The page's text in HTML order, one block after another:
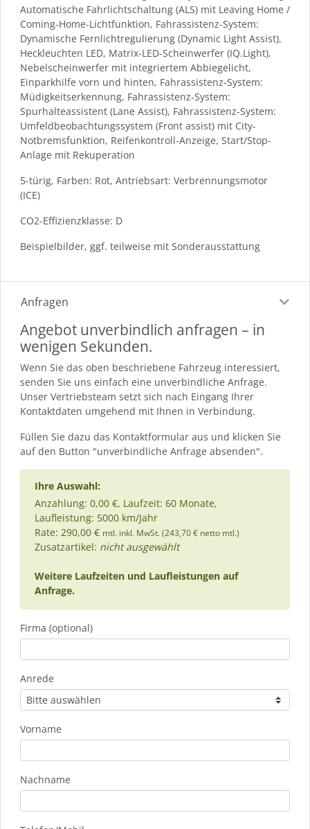
Automatische Fahrlichtschaltung (ALS) mit Leaving Home /
Coming-Home-Lichtfunktion, Fahrassistenz-System:
Dynamische Fernlichtregulierung (Dynamic Light Assist),
Heckleuchten LED, Matrix-LED-Scheinwerfer (IQ.Light),
Nebelscheinwerfer mit integriertem Abbiegelicht,
Einparkhilfe vorn und hinten, Fahrassistenz-System:
Müdigkeitserkennung, Fahrassistenz-System:
Spurhalteassistent (Lane Assist), Fahrassistenz-System:
Umfeldbeobachtungssystem (Front assist) mit City-
Notbremsfunktion, Reifenkontroll-Anzeige, Start/Stop-
Anlage mit Rekuperation
5-türig, Farben: Rot, Antriebsart: Verbrennungsmotor
(ICE)
CO2-Effizienzklasse: D
Beispielbilder, ggf. teilweise mit Sonderausstattung
Anfragen
Angebot unverbindlich anfragen – in
wenigen Sekunden.
Wenn Sie das oben beschriebene Fahrzeug interessiert,
senden Sie uns einfach eine unverbindliche Anfrage.
Unser Vertriebsteam setzt sich nach Eingang Ihrer
Kontaktdaten umgehend mit Ihnen in Verbindung.
Füllen Sie dazu das Kontaktformular aus und klicken Sie
auf den Button "unverbindliche Anfrage absenden".
Ihre Auswahl:
Anzahlung: 0,00 €, Laufzeit: 60 Monate,
Laufleistung: 5000 km/Jahr
Rate: 290,00 € mtl. inkl. MwSt. (243,70 € netto mtl.)
Zusatzartikel: nicht ausgewählt
Weitere Laufzeiten und Laufleistungen auf
Anfrage.
Firma (optional)
Anrede
Vorname
Nachname